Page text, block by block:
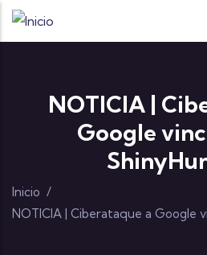
Pasar al contenido principal
NOTICIA |
Google
Inicio /
NOTICIA | Ciberataque a Google